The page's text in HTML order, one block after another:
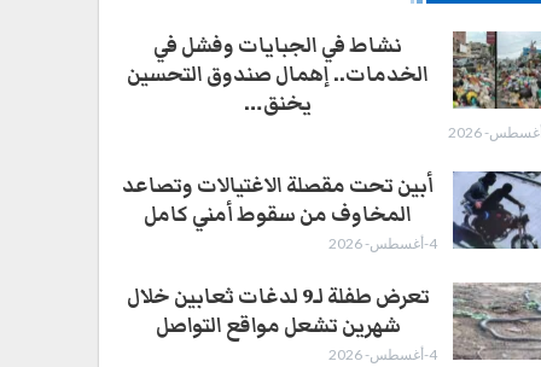
نشاط في الجبايات وفشل في
الخدمات.. إهمال صندوق التحسين
يخنق…
أبين تحت مقصلة الاغتيالات وتصاعد
المخاوف من سقوط أمني كامل
4-أغسطس- 2026
تعرض طفلة لـ9 لدغات ثعابين خلال
شهرين تشعل مواقع التواصل
4-أغسطس- 2026